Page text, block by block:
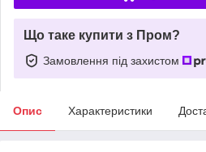
Що таке купити з Пром?
Замовлення під захистом
Опис Характеристики